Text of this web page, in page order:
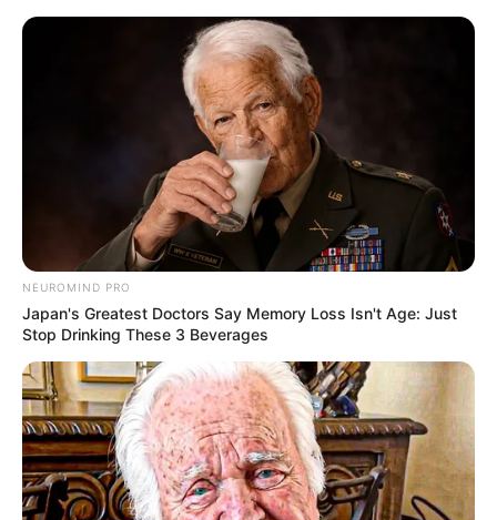
NEUROMIND PRO
Japan's Greatest Doctors Say Memory Loss Isn't Age: Just
Stop Drinking These 3 Beverages